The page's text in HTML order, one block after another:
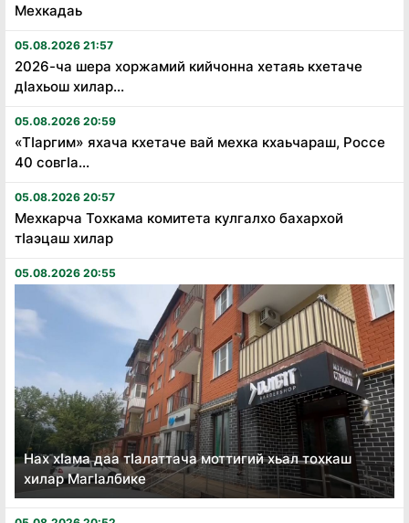
Мехкадаь
05.08.2026 21:57
2026-ча шера хоржамий кийчонна хетаяь кхетаче
дӏахьош хилар...
05.08.2026 20:59
«Тӏаргим» яхача кхетаче вай мехка кхаьчараш, Россе
40 совгӏа...
05.08.2026 20:57
Мехкарча Тохкама комитета кулгалхо бахархой
тӏаэцаш хилар
05.08.2026 20:55
Нах хӏама даа тӏалаттача моттигий хьал тохкаш
хилар Магӏалбике